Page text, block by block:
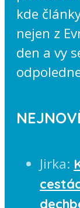
kde
nejen z
den a vy
Jirka: